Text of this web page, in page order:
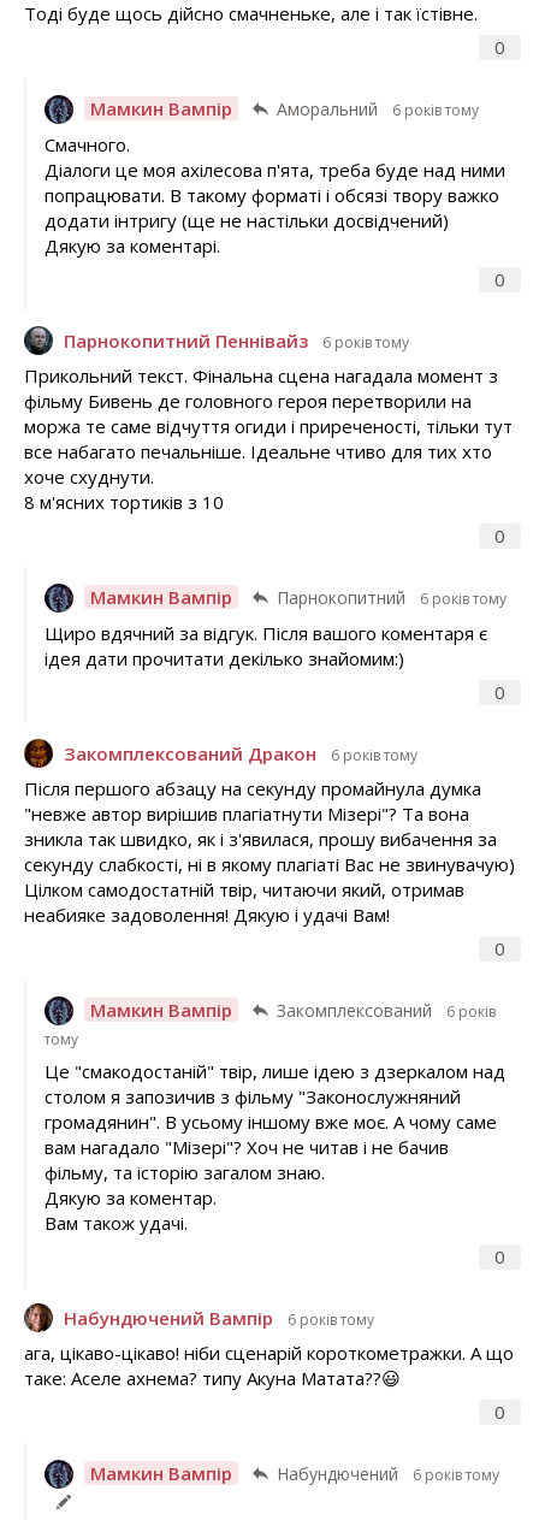
0
Тоді буде щось дійсно смачненьке, але і так їстівне.
Мамкин Вампір Аморальний 6 років тому
0
Смачного.
Діалоги це моя ахілесова п'ята, треба буде над ними
попрацювати. В такому форматі і обсязі твору важко
додати інтригу (ще не настільки досвідчений)
Дякую за коментарі.
Парнокопитний Пеннівайз 6 років тому
0
Прикольний текст. Фінальна сцена нагадала момент з
фільму Бивень де головного героя перетворили на
моржа те саме відчуття огиди і приреченості, тільки тут
все набагато печальніше. Ідеальне чтиво для тих хто
хоче схуднути.
8 м'ясних тортиків з 10
Мамкин Вампір Парнокопитний 6 років тому
0
Щиро вдячний за відгук. Після вашого коментаря є
ідея дати прочитати декілько знайомим:)
Закомплексований Дракон 6 років тому
0
Після першого абзацу на секунду промайнула думка
"невже автор вирішив плагіатнути Мізері"? Та вона
зникла так швидко, як і з'явилася, прошу вибачення за
секунду слабкості, ні в якому плагіаті Вас не звинувачую)
Цілком самодостатній твір, читаючи який, отримав
неабияке задоволення! Дякую і удачі Вам!
Мамкин Вампір Закомплексований
6 років
тому
0
Це "смакодостаній" твір, лише ідею з дзеркалом над
столом я запозичив з фільму "Законослужняний
громадянин". В усьому іншому вже моє. А чому саме
вам нагадало "Мізері"? Хоч не читав і не бачив
фільму, та історію загалом знаю.
Дякую за коментар.
Вам також удачі.
Набундючений Вампір 6 років тому
0
ага, цікаво-цікаво! ніби сценарій короткометражки. А що
таке: Аселе ахнема? типу Акуна Матата??😃
Мамкин Вампір Набундючений 6 років тому